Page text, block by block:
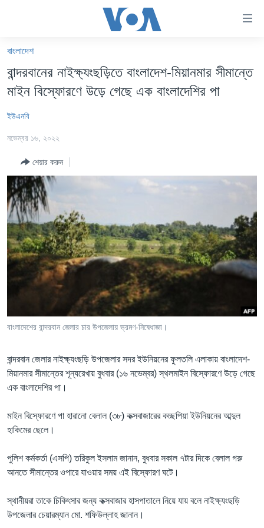
যান।
প্রধান
যান
যান
বাংলাদেশ
ভারত
দক্ষিণ-এশিয়া
সম্পাদকীয়
টেলিভিশন
ভিডিও
Learning English
FOLLOW US
অন্য ভাষায় ওয়েব সাইট
বাংলাদেশ
বান্দরবানের নাইক্ষ্যংছড়িতে বাংলাদেশ-মিয়ানমার সীমান্তে
মাইন বিস্ফোরণে উড়ে গেছে এক বাংলাদেশির পা
ইউএনবি
নভেম্বর ১৬, ২০২২
শেয়ার করুন
বাংলাদেশের বান্দরবান জেলার চার উপজেলায় ভ্রমণ-নিষেধাজ্ঞা।
বান্দরবান জেলার নাইক্ষ্যংছড়ি উপজেলার সদর ইউনিয়নের ফুলতলি এলাকায় বাংলাদেশ-
মিয়ানমার সীমান্তের শূন্যরেখায় বুধবার (১৬ নভেম্বর) স্থলমাইন বিস্ফোরণে উড়ে গেছে
এক বাংলাদেশির পা।
মাইন বিস্ফোরণে পা হারানো বেলাল (৩৮) কক্সবাজারের কচ্ছপিয়া ইউনিয়নের আব্দুল
হাকিমের ছেলে।
পুলিশ কর্মকর্তা (এসপি) তরিকুল ইসলাম জানান, বুধবার সকাল ৭টার দিকে বেলাল গরু
আনতে সীমান্তের ওপারে যাওয়ার সময় এই বিস্ফোরণ ঘটে।
স্থানীয়রা তাকে চিকিৎসার জন্য কক্সবাজার হাসপাতালে নিয়ে যায় বলে নাইক্ষ্যংছড়ি
উপজেলার চেয়ারম্যান মো. শফিউল্লাহ জানান।